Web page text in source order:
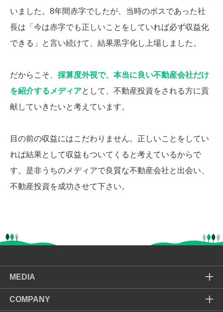
いました。8年間赤字でしたが、当時のボスであった社
長は「今は赤字でも正しいことをしていれば必ず収益化
できる」と言い続けて、結果黒字化し上場しました。
だからこそ、 採算度外視で、本当に良い不動産会社だけ
を紹介するメディアとして、不動産投資をされる方に貢
献していきたいと考えています。
目の前の収益にはこだわりません。正しいことをしてい
れば結果として収益もついてくると考えているからで
す。是非うちのメディアで良質な不動産会社と出会い、
不動産投資を成功させて下さい。
MEDIA
COMPANY